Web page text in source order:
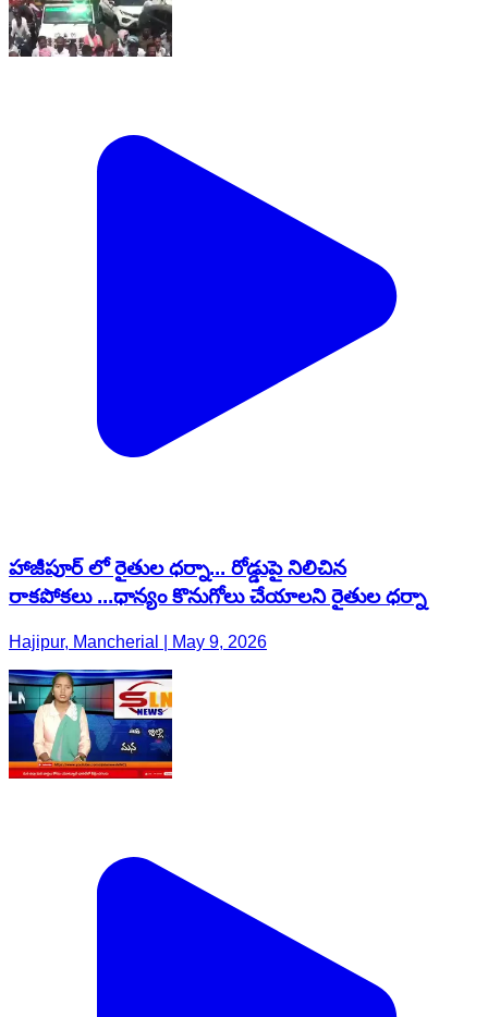
హాజీపూర్ లో రైతుల ధర్నా... రోడ్డుపై నిలిచిన
రాకపోకలు ...ధాన్యం కొనుగోలు చేయాలని రైతుల ధర్నా
Hajipur, Mancherial | May 9, 2026